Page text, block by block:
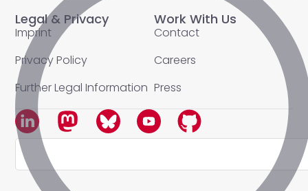
Legal & Privacy
Imprint
Privacy Policy
Further Legal Information
Work With Us
Contact
Careers
Press